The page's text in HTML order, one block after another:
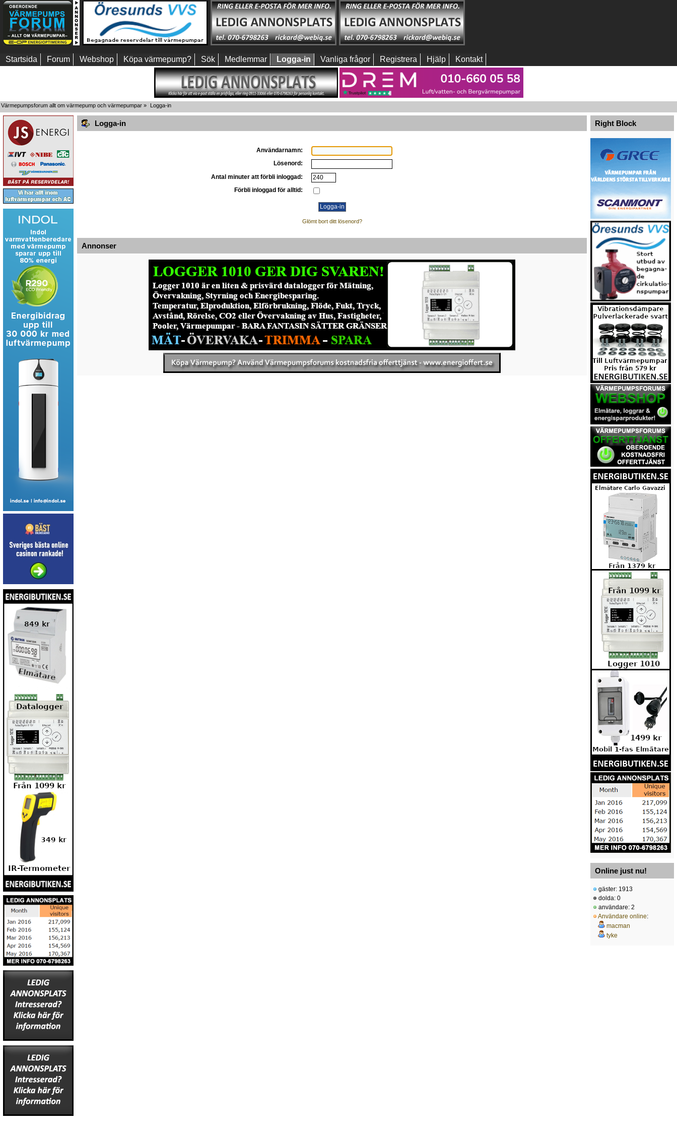
Startsida Forum Webshop Köpa värmepump? Sök Medlemmar Logga-in Vanliga frågor Registrera Hjälp Kontakt
Värmepumpsforum allt om värmepump och värmepumpar » Logga-in
Logga-in
Användarnamn:
Lösenord:
Antal minuter att förbli inloggad:
Förbli inloggad för alltid:
Glömt bort ditt lösenord?
Annonser
Right Block
Online just nu!
gäster: 1913
dolda: 0
användare: 2
Användare online:
macman
tyke